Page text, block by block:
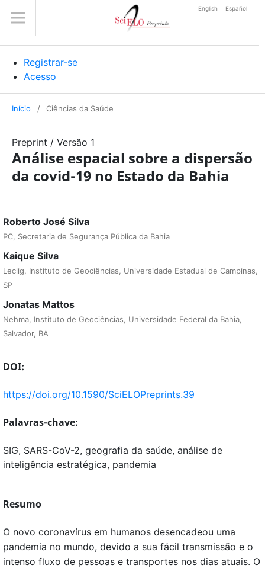
Registrar-se
Acesso
English Español
Início / Ciências da Saúde
Preprint / Versão 1
Análise espacial sobre a dispersão
da covid-19 no Estado da Bahia
Roberto José Silva
PC, Secretaria de Segurança Pública da Bahia
Kaique Silva
Leclig, Instituto de Geociências, Universidade Estadual de Campinas,
SP
Jonatas Mattos
Nehma, Instituto de Geociências, Universidade Federal da Bahia,
Salvador, BA
DOI:
https://doi.org/10.1590/SciELOPreprints.39
Palavras-chave:
SIG, SARS-CoV-2, geografia da saúde, análise de
inteligência estratégica, pandemia
Resumo
O novo coronavírus em humanos desencadeou uma
pandemia no mundo, devido a sua fácil transmissão e o
intenso fluxo de pessoas e transportes nos dias atuais. O